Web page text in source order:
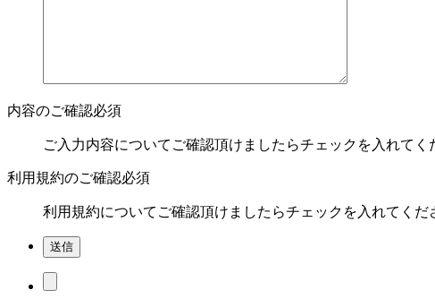
内容のご確認必須
ご入力内容についてご確認頂けましたらチェックを入れてく
利用規約のご確認必須
利用規約についてご確認頂けましたらチェックを入れてくだ